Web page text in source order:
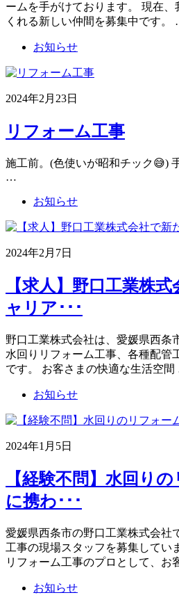
ームを手がけております。 現在
くれる新しい仲間を募集中です。
お知らせ
2024年2月23日
リフォーム工事
施工前。(色使いが昭和チック😅)
…
お知らせ
2024年2月7日
【求人】野口工業株
ャリア･･･
野口工業株式会社は、愛媛県西条
水回りリフォーム工事、各種配管
です。 お客さまの快適な生活空
お知らせ
2024年1月5日
【経験不問】水回り
に携わ･･･
愛媛県西条市の野口工業株式会社
工事の現場スタッフを募集してい
リフォーム工事のプロとして、お
お知らせ